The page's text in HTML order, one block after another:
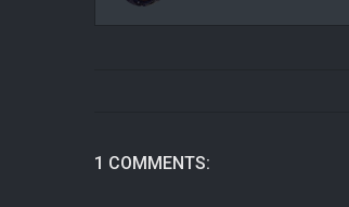
1 COMMENTS: